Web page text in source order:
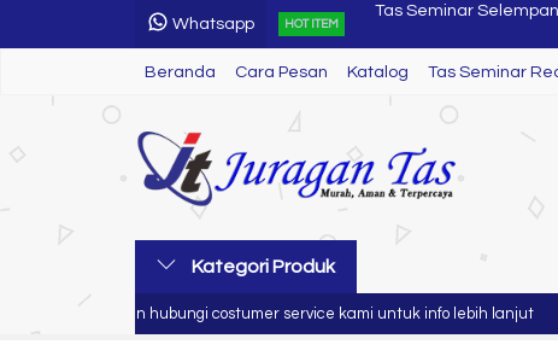
Whatsapp HOT ITEM
Tas Seminar R 55
Tas Seminar SL 69
Tas Seminar R 35
Tas Seminar R 61
Tas Ransel
Beranda Cara Pesan Katalog Tas Seminar
Kategori Produk
Silahkan hubungi costumer service kami untuk info lebih lanjut